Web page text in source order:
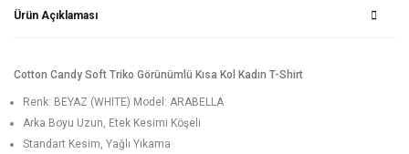
Ürün Açıklaması
Cotton Candy Soft Triko Görünümlü Kısa Kol Kadın T-Shirt
Renk: BEYAZ (WHITE) Model: ARABELLA
Arka Boyu Uzun, Etek Kesimi Köşeli
Standart Kesim, Yağlı Yıkama